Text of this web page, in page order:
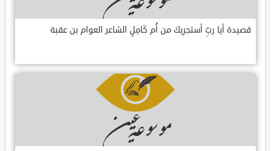
قصيدة أيا ربِّ أستجرِيكَ من أُم كَامِلٍ الشاعر العوام بن عقبة